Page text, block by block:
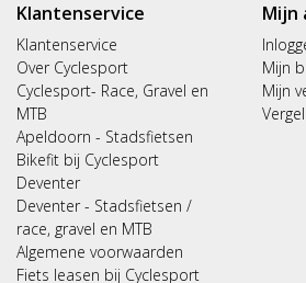
Klantenservice
Klantenservice
Over Cyclesport
Cyclesport- Race, Gravel en
MTB
Apeldoorn - Stadsfietsen
Bikefit bij Cyclesport
Deventer
Deventer - Stadsfietsen /
race, gravel en MTB
Algemene voorwaarden
Fiets leasen bij Cyclesport
Mijn
Mijn
Mijn